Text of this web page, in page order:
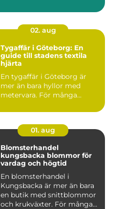
02. aug
Tygaffär i Göteborg: En
guide till stadens textila
hjärta
En tygaffär i Göteborg är
mer än bara hyllor med
metervara. För många...
01. aug
Blomsterhandel
kungsbacka blommor för
vardag och högtid
En blomsterhandel i
Kungsbacka är mer än bara
en butik med snittblommor
och krukväxter. För många